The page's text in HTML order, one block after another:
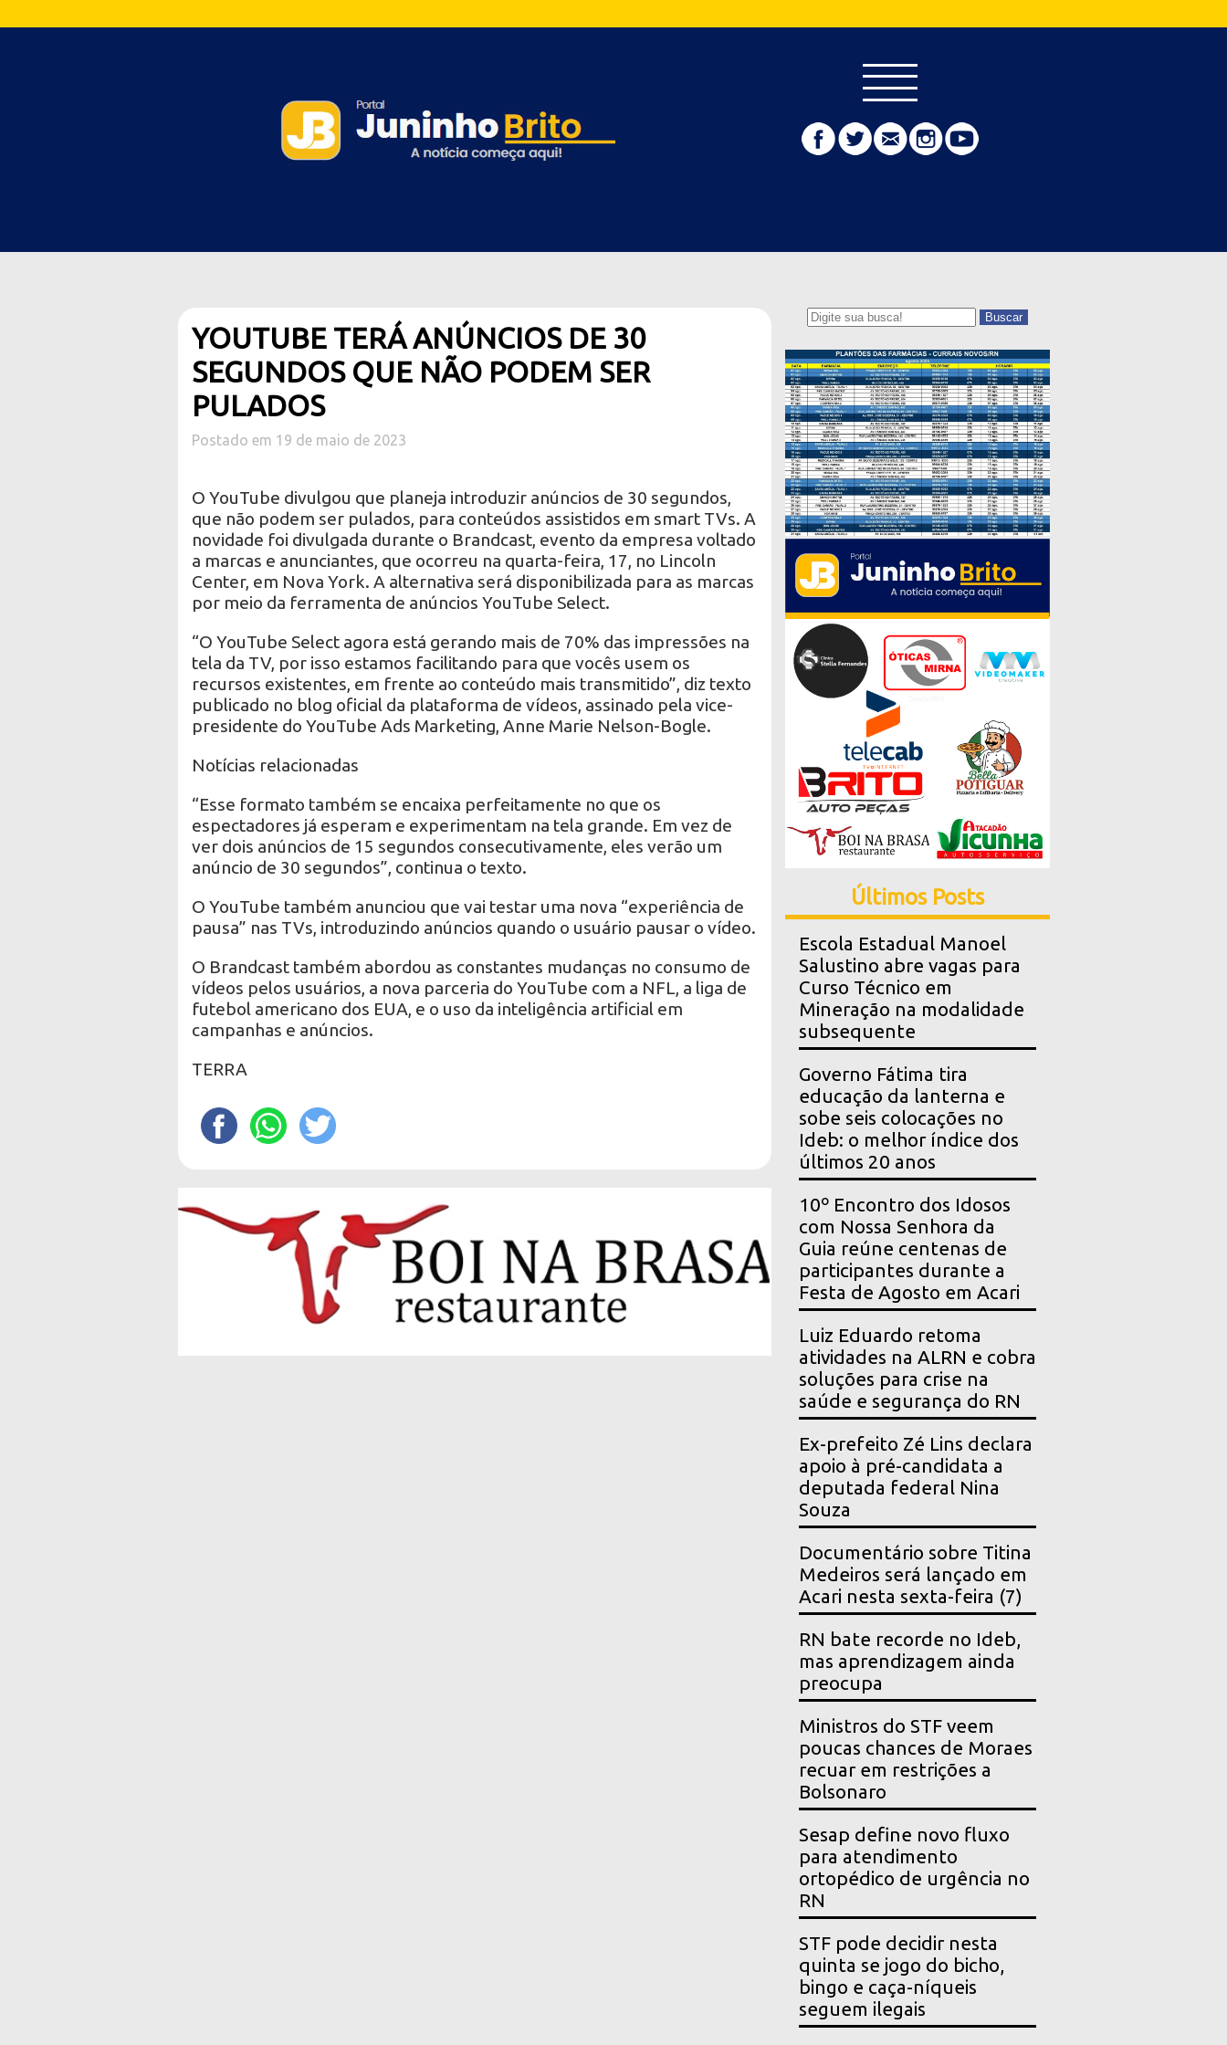
YOUTUBE TERÁ ANÚNCIOS DE 30
SEGUNDOS QUE NÃO PODEM SER
PULADOS
Postado em 19 de maio de 2023
O YouTube divulgou que planeja introduzir anúncios de 30 segundos,
que não podem ser pulados, para conteúdos assistidos em smart TVs. A
novidade foi divulgada durante o Brandcast, evento da empresa voltado
a marcas e anunciantes, que ocorreu na quarta-feira, 17, no Lincoln
Center, em Nova York. A alternativa será disponibilizada para as marcas
por meio da ferramenta de anúncios YouTube Select.
“O YouTube Select agora está gerando mais de 70% das impressões na
tela da TV, por isso estamos facilitando para que vocês usem os
recursos existentes, em frente ao conteúdo mais transmitido”, diz texto
publicado no blog oficial da plataforma de vídeos, assinado pela vice-
presidente do YouTube Ads Marketing, Anne Marie Nelson-Bogle.
Notícias relacionadas
“Esse formato também se encaixa perfeitamente no que os
espectadores já esperam e experimentam na tela grande. Em vez de
ver dois anúncios de 15 segundos consecutivamente, eles verão um
anúncio de 30 segundos”, continua o texto.
O YouTube também anunciou que vai testar uma nova “experiência de
pausa” nas TVs, introduzindo anúncios quando o usuário pausar o vídeo.
O Brandcast também abordou as constantes mudanças no consumo de
vídeos pelos usuários, a nova parceria do YouTube com a NFL, a liga de
futebol americano dos EUA, e o uso da inteligência artificial em
campanhas e anúncios.
TERRA
Buscar
Últimos Posts
Escola Estadual Manoel
Salustino abre vagas para
Curso Técnico em
Mineração na modalidade
subsequente
Governo Fátima tira
educação da lanterna e
sobe seis colocações no
Ideb: o melhor índice dos
últimos 20 anos
10º Encontro dos Idosos
com Nossa Senhora da
Guia reúne centenas de
participantes durante a
Festa de Agosto em Acari
Luiz Eduardo retoma
atividades na ALRN e cobra
soluções para crise na
saúde e segurança do RN
Ex-prefeito Zé Lins declara
apoio à pré-candidata a
deputada federal Nina
Souza
Documentário sobre Titina
Medeiros será lançado em
Acari nesta sexta-feira (7)
RN bate recorde no Ideb,
mas aprendizagem ainda
preocupa
Ministros do STF veem
poucas chances de Moraes
recuar em restrições a
Bolsonaro
Sesap define novo fluxo
para atendimento
ortopédico de urgência no
RN
STF pode decidir nesta
quinta se jogo do bicho,
bingo e caça-níqueis
seguem ilegais